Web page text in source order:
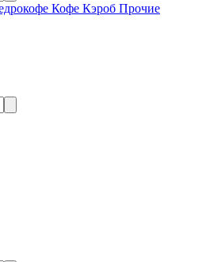
Кофе Кэроб Прочие